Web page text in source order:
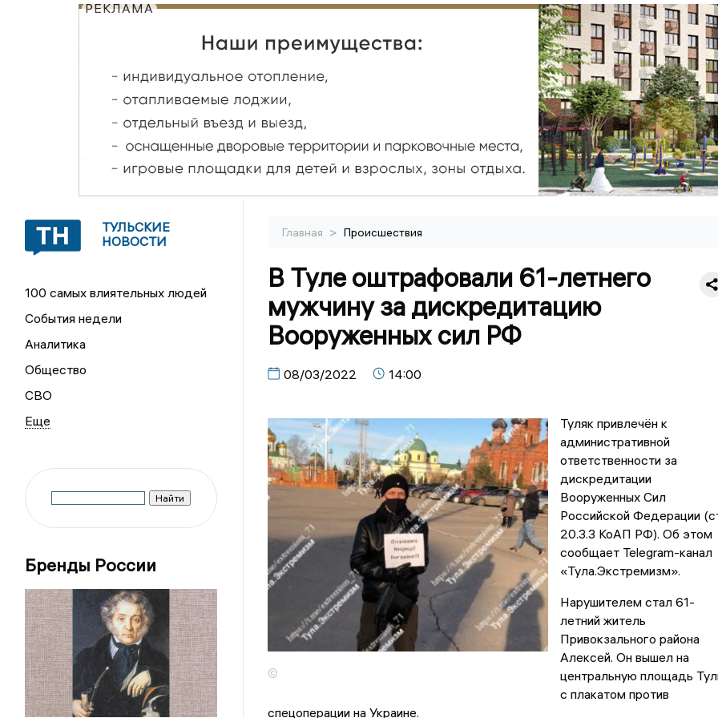
РЕКЛАМА
ТУЛЬСКИЕ
НОВОСТИ
100 самых влиятельных людей
События недели
Аналитика
Общество
СВО
Бренды России
Главная > Происшествия
В Туле оштрафовали 61-летнего
мужчину за дискредитацию
Вооруженных сил РФ
08/03/2022 14:00
©
Туляк привлечён к
административной
ответственности за
дискредитации
Вооруженных Сил
Российской Федерации
20.3.3 КоАП РФ). Об этом
сообщает Telegram-канал
«Тула.Экстремизм».
Нарушителем стал 61-
летний житель
Привокзального района
Алексей. Он вышел на
центральную площадь
с плакатом против
спецоперации на Украине.